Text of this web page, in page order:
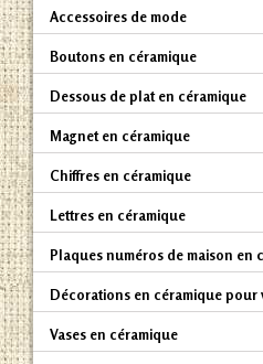
Accessoires de mode
Boutons en céramique
Dessous de plat en céramique
Magnet en céramique
Chiffres en céramique
Lettres en céramique
Plaques numéros de maison en
Décorations en céramique pour
Vases en céramique